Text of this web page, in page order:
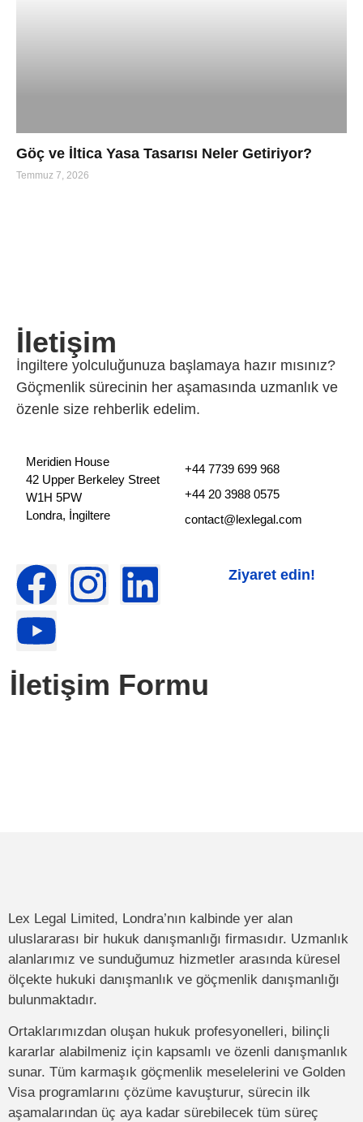
Göç ve İltica Yasa Tasarısı Neler Getiriyor?
Temmuz 7, 2026
İletişim
İngiltere yolculuğunuza başlamaya hazır mısınız?
Göçmenlik sürecinin her aşamasında uzmanlık ve
özenle size rehberlik edelim.
Meridien House
42 Upper Berkeley Street
W1H 5PW
Londra, İngiltere
+44 7739 699 968
+44 20 3988 0575
contact@lexlegal.com
Ziyaret edin!
İletişim Formu
Lex Legal Limited, Londra’nın kalbinde yer alan
uluslararası bir hukuk danışmanlığı firmasıdır. Uzmanlık
alanlarımız ve sunduğumuz hizmetler arasında küresel
ölçekte hukuki danışmanlık ve göçmenlik danışmanlığı
bulunmaktadır.
Ortaklarımızdan oluşan hukuk profesyonelleri, bilinçli
kararlar alabilmeniz için kapsamlı ve özenli danışmanlık
sunar. Tüm karmaşık göçmenlik meselelerini ve Golden
Visa programlarını çözüme kavuşturur, sürecin ilk
aşamalarından üç aya kadar sürebilecek tüm süreç